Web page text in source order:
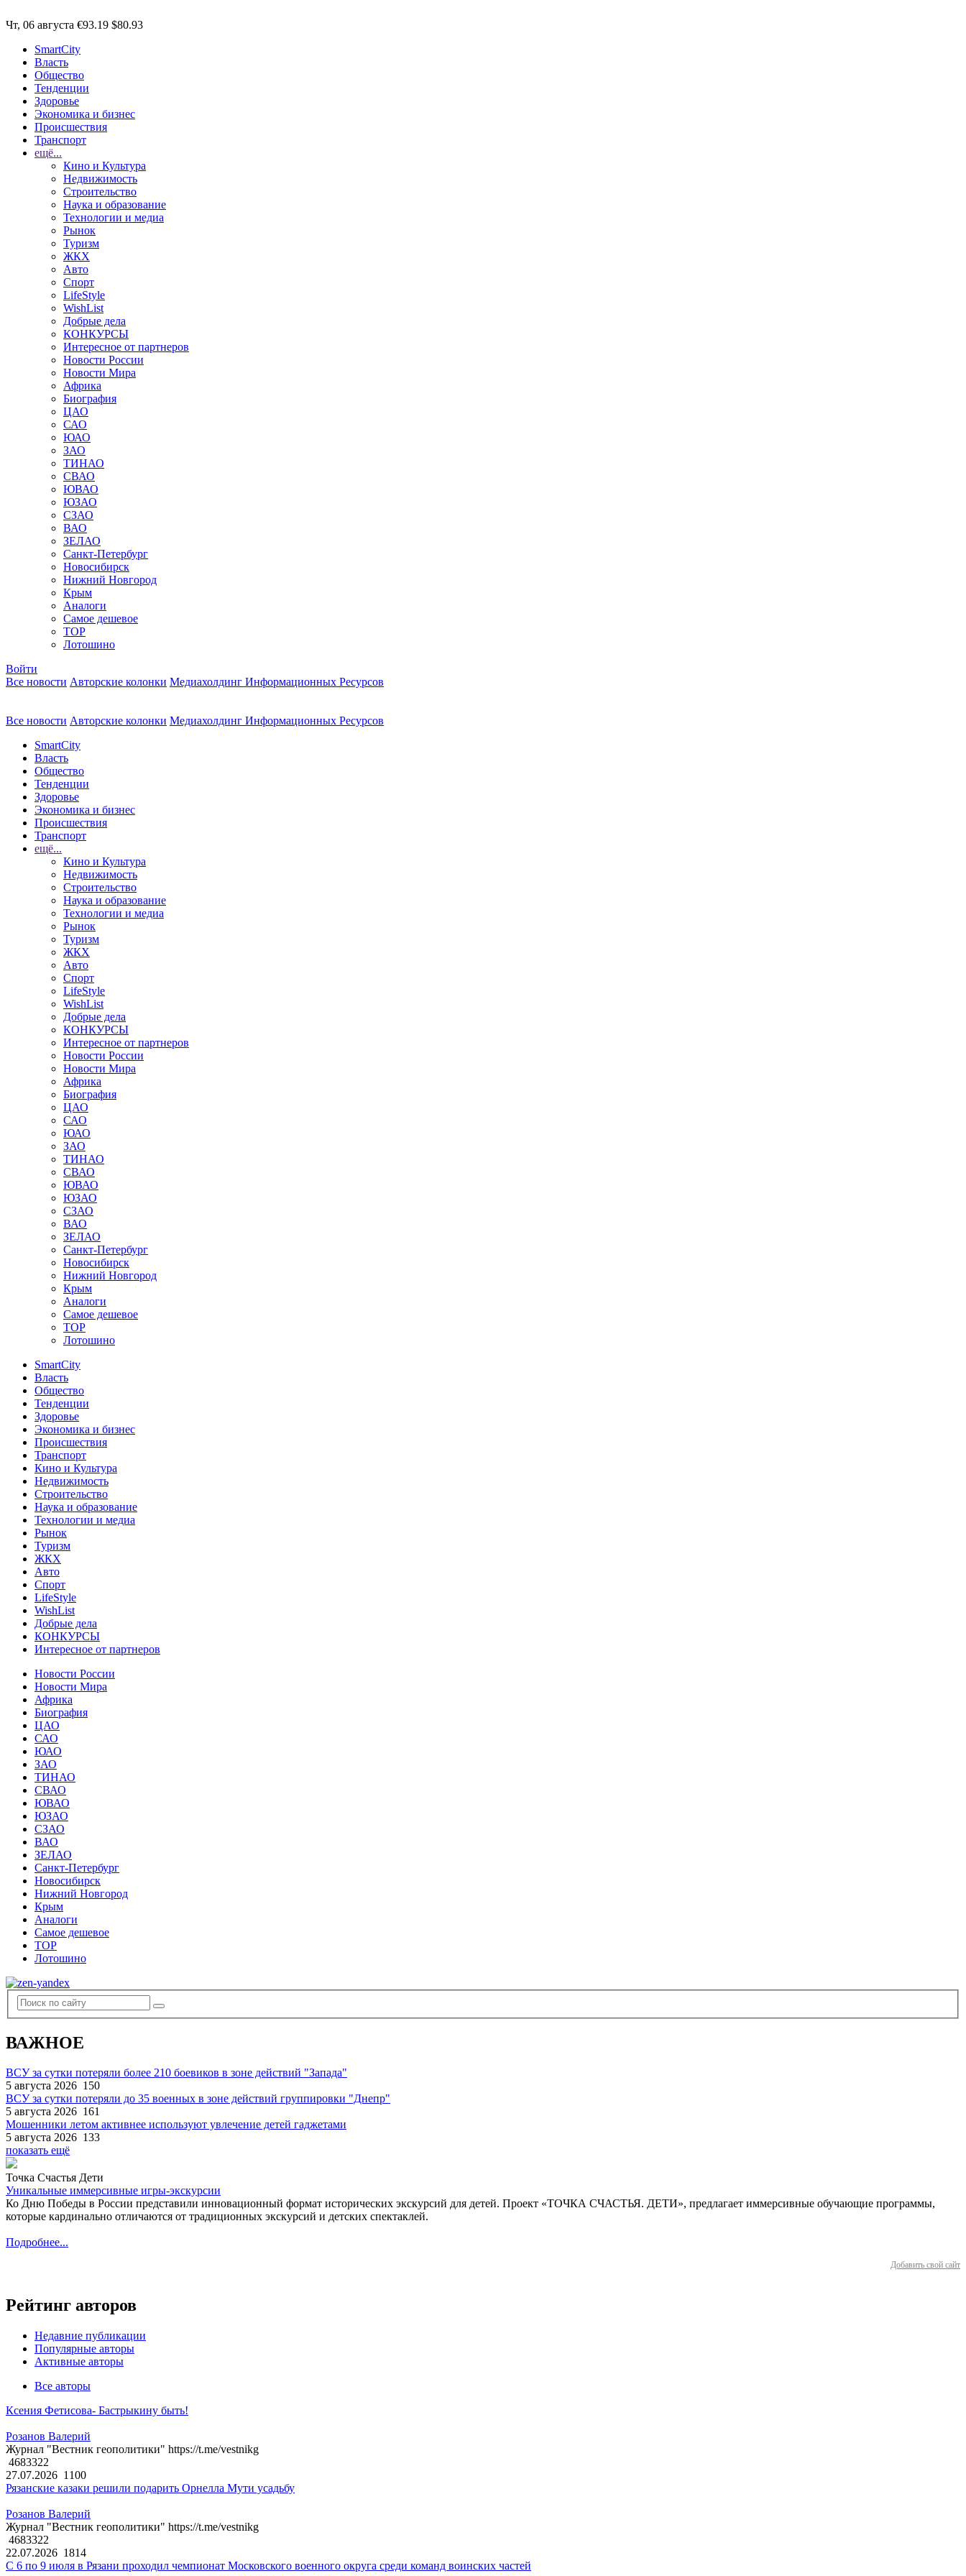
Чт, 06 августа €93.19 $80.93
SmartCity
Власть
Общество
Тенденции
Здоровье
Экономика и бизнес
Происшествия
Транспорт
ещё...
Кино и Культура
Недвижимость
Строительство
Наука и образование
Технологии и медиа
Рынок
Туризм
ЖКХ
Авто
Спорт
LifeStyle
WishList
Добрые дела
КОНКУРСЫ
Интересное от партнеров
Новости России
Новости Мира
Африка
Биография
ЦАО
САО
ЮАО
ЗАО
ТИНАО
СВАО
ЮВАО
ЮЗАО
СЗАО
ВАО
ЗЕЛАО
Санкт-Петербург
Новосибирск
Нижний Новгород
Крым
Аналоги
Самое дешевое
TOP
Лотошино
Войти
Все новости Авторские колонки Медиахолдинг Информационных Ресурсов
Все новости Авторские колонки Медиахолдинг Информационных Ресурсов
SmartCity
Власть
Общество
Тенденции
Здоровье
Экономика и бизнес
Происшествия
Транспорт
ещё...
Кино и Культура
Недвижимость
Строительство
Наука и образование
Технологии и медиа
Рынок
Туризм
ЖКХ
Авто
Спорт
LifeStyle
WishList
Добрые дела
КОНКУРСЫ
Интересное от партнеров
Новости России
Новости Мира
Африка
Биография
ЦАО
САО
ЮАО
ЗАО
ТИНАО
СВАО
ЮВАО
ЮЗАО
СЗАО
ВАО
ЗЕЛАО
Санкт-Петербург
Новосибирск
Нижний Новгород
Крым
Аналоги
Самое дешевое
TOP
Лотошино
SmartCity
Власть
Общество
Тенденции
Здоровье
Экономика и бизнес
Происшествия
Транспорт
Кино и Культура
Недвижимость
Строительство
Наука и образование
Технологии и медиа
Рынок
Туризм
ЖКХ
Авто
Спорт
LifeStyle
WishList
Добрые дела
КОНКУРСЫ
Интересное от партнеров
Новости России
Новости Мира
Африка
Биография
ЦАО
САО
ЮАО
ЗАО
ТИНАО
СВАО
ЮВАО
ЮЗАО
СЗАО
ВАО
ЗЕЛАО
Санкт-Петербург
Новосибирск
Нижний Новгород
Крым
Аналоги
Самое дешевое
TOP
Лотошино
ВАЖНОЕ
ВСУ за сутки потеряли более 210 боевиков в зоне действий "Запада"
5 августа 2026 150
ВСУ за сутки потеряли до 35 военных в зоне действий группировки "Днепр"
5 августа 2026 161
Мошенники летом активнее используют увлечение детей гаджетами
5 августа 2026 133
показать ещё
Точка Счастья Дети
Уникальные иммерсивные игры-экскурсии
Ко Дню Победы в России представили инновационный формат исторических экскурсий для детей. Проект «ТОЧКА СЧАСТЬЯ. ДЕТИ», предлагает иммерсивные обучающие программы,
которые кардинально отличаются от традиционных экскурсий и детских спектаклей.
Подробнее...
Добавить свой сайт
Рейтинг авторов
Недавние публикации
Популярные авторы
Активные авторы
Все авторы
Ксения Фетисова- Бастрыкину быть!
Розанов Валерий
Журнал "Вестник геополитики" https://t.me/vestnikg
4683322
27.07.2026 1100
Рязанские казаки решили подарить Орнелла Мути усадьбу
Розанов Валерий
Журнал "Вестник геополитики" https://t.me/vestnikg
4683322
22.07.2026 1814
С 6 по 9 июля в Рязани проходил чемпионат Московского военного округа среди команд воинских частей